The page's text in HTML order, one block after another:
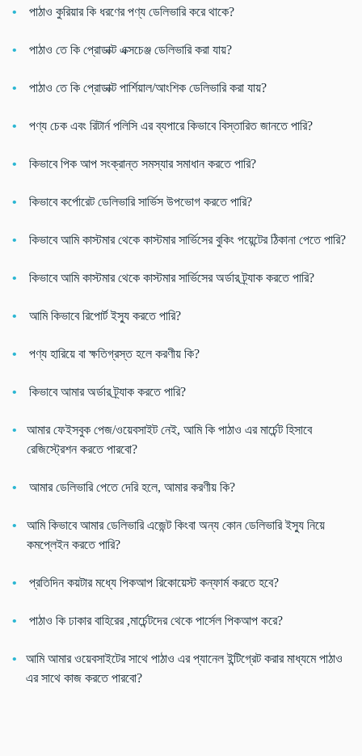
পাঠাও কুরিয়ার কি ধরণের পণ্য ডেলিভারি করে থাকে?
পাঠাও তে কি প্রোডাক্ট এক্সচেঞ্জ ডেলিভারি করা যায়?
পাঠাও তে কি প্রোডাক্ট পার্শিয়াল/আংশিক ডেলিভারি করা যায়?
পণ্য চেক এবং রিটার্ন পলিসি এর ব্যপারে কিভাবে বিস্তারিত জানতে পারি?
কিভাবে পিক আপ সংক্রান্ত সমস্যার সমাধান করতে পারি?
কিভাবে কর্পোরেট ডেলিভারি সার্ভিস উপভোগ করতে পারি?
কিভাবে আমি কাস্টমার থেকে কাস্টমার সার্ভিসের বুকিং পয়েন্টের ঠিকানা পেতে পারি?
কিভাবে আমি কাস্টমার থেকে কাস্টমার সার্ভিসের অর্ডার ট্র্যাক করতে পারি?
আমি কিভাবে রিপোর্ট ইস্যু করতে পারি?
পণ্য হারিয়ে বা ক্ষতিগ্রস্ত হলে করণীয় কি?
কিভাবে আমার অর্ডার ট্র্যাক করতে পারি?
আমার ফেইসবুক পেজ/ওয়েবসাইট নেই, আমি কি পাঠাও এর মার্চেন্ট হিসাবে
রেজিস্ট্রেশন করতে পারবো?
আমার ডেলিভারি পেতে দেরি হলে, আমার করণীয় কি?
আমি কিভাবে আমার ডেলিভারি এজেন্ট কিংবা অন্য কোন ডেলিভারি ইস্যু নিয়ে
কমপ্লেইন করতে পারি?
প্রতিদিন কয়টার মধ্যে পিকআপ রিকোয়েস্ট কন্ফার্ম করতে হবে?
পাঠাও কি ঢাকার বাহিরের ,মার্চেন্টদের থেকে পার্সেল পিকআপ করে?
আমি আমার ওয়েবসাইটের সাথে পাঠাও এর প্যানেল ইন্টিগ্রেট করার মাধ্যমে পাঠাও
এর সাথে কাজ করতে পারবো?